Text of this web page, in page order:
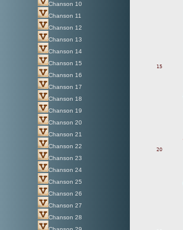
Chanson 10
Chanson 11
Chanson 12
Chanson 13
Chanson 14
Chanson 15
Chanson 16
Chanson 17
Chanson 18
Chanson 19
Chanson 20
Chanson 21
Chanson 22
Chanson 23
Chanson 24
Chanson 25
Chanson 26
Chanson 27
Chanson 28
15
20